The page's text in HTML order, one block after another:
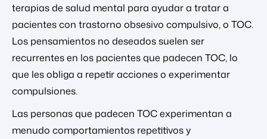
terapias de salud mental para ayudar a tratar a
pacientes con trastorno obsesivo compulsivo, o TOC.
Los pensamientos no deseados suelen ser
recurrentes en los pacientes que padecen TOC, lo
que les obliga a repetir acciones o experimentar
compulsiones.
Las personas que padecen TOC experimentan a
menudo comportamientos repetitivos y